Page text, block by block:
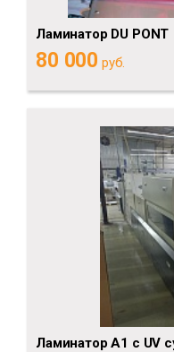
Ламинатор DU PONT
80 000 руб.
Ламинатор А1 с UV